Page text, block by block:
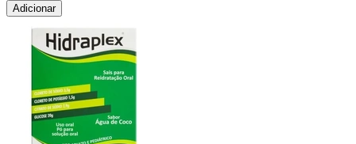
Adicionar